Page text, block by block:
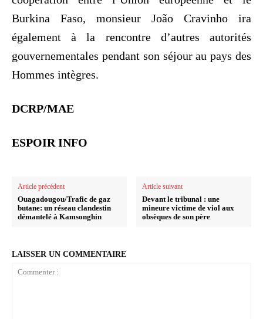
Burkina Faso, monsieur João Cravinho ira
également à la rencontre d’autres autorités
gouvernementales pendant son séjour au pays des
Hommes intègres.
DCRP/MAE
ESPOIR INFO
Article précédent
Ouagadougou/Trafic de gaz
butane: un réseau clandestin
démantelé à Kamsonghin
Article suivant
Devant le tribunal : une
mineure victime de viol aux
obsèques de son père
LAISSER UN COMMENTAIRE